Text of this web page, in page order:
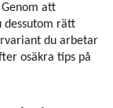
att
dessutom rätt
du arbetar
osäkra tips på